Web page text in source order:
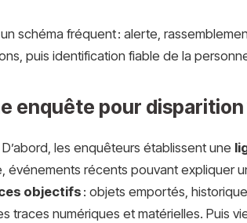
schéma fréquent : alerte,
puis identification fiable de la
enquête pour disparition
les enquêteurs établissent une
événements récents pouvant expliquer
objectifs: objets emportés, historique
traces numériques et matérielles. Puis